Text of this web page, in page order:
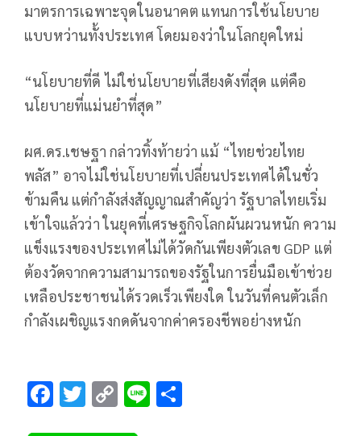
มาตรการเฉพาะจุดในอนาคต แทนการใช้นโยบาย
แบบหว่านทั้งประเทศ โดยมองว่าในโลกยุคใหม่
“นโยบายที่ดี ไม่ใช่นโยบายที่เสียงดังที่สุด แต่คือ
นโยบายที่แม่นยำที่สุด”
ผศ.ดร.เชษฐา กล่าวทิ้งท้ายว่า แม้ “ไทยช่วยไทย
พลัส” อาจไม่ใช่นโยบายที่เปลี่ยนประเทศได้ในชั่ว
ข้ามคืน แต่กำลังส่งสัญญาณสำคัญว่า รัฐบาลไทยเริ่ม
เข้าใจแล้วว่า ในยุคที่เศรษฐกิจโลกผันผวนหนัก ความ
แข็งแรงของประเทศไม่ได้วัดกันเพียงตัวเลข GDP แต่
ต้องวัดจากความสามารถของรัฐในการยื่นมือเข้าช่วย
เหลือประชาชนได้รวดเร็วเพียงใด ในวันที่คนตัวเล็ก
กำลังเผชิญแรงกดดันจากค่าครองชีพอย่างหนัก
F T C Li